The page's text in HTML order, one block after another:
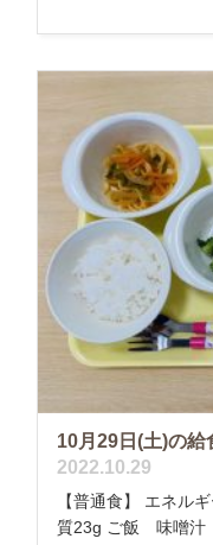
10月29日(土)の給
2022.10.29
【普通食】 エネ
質23g ご飯 味噌汁